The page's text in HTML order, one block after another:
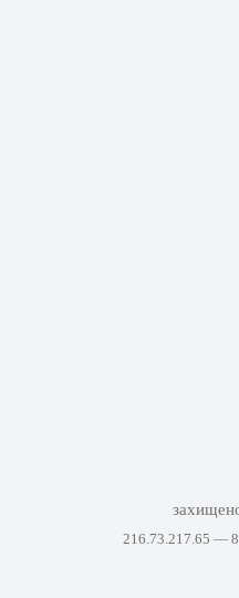
216.73.217.65 —